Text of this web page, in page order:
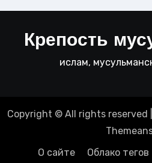
Крепость
ислам,
Copyright © All rights reserved
О сайте
Облако тегов